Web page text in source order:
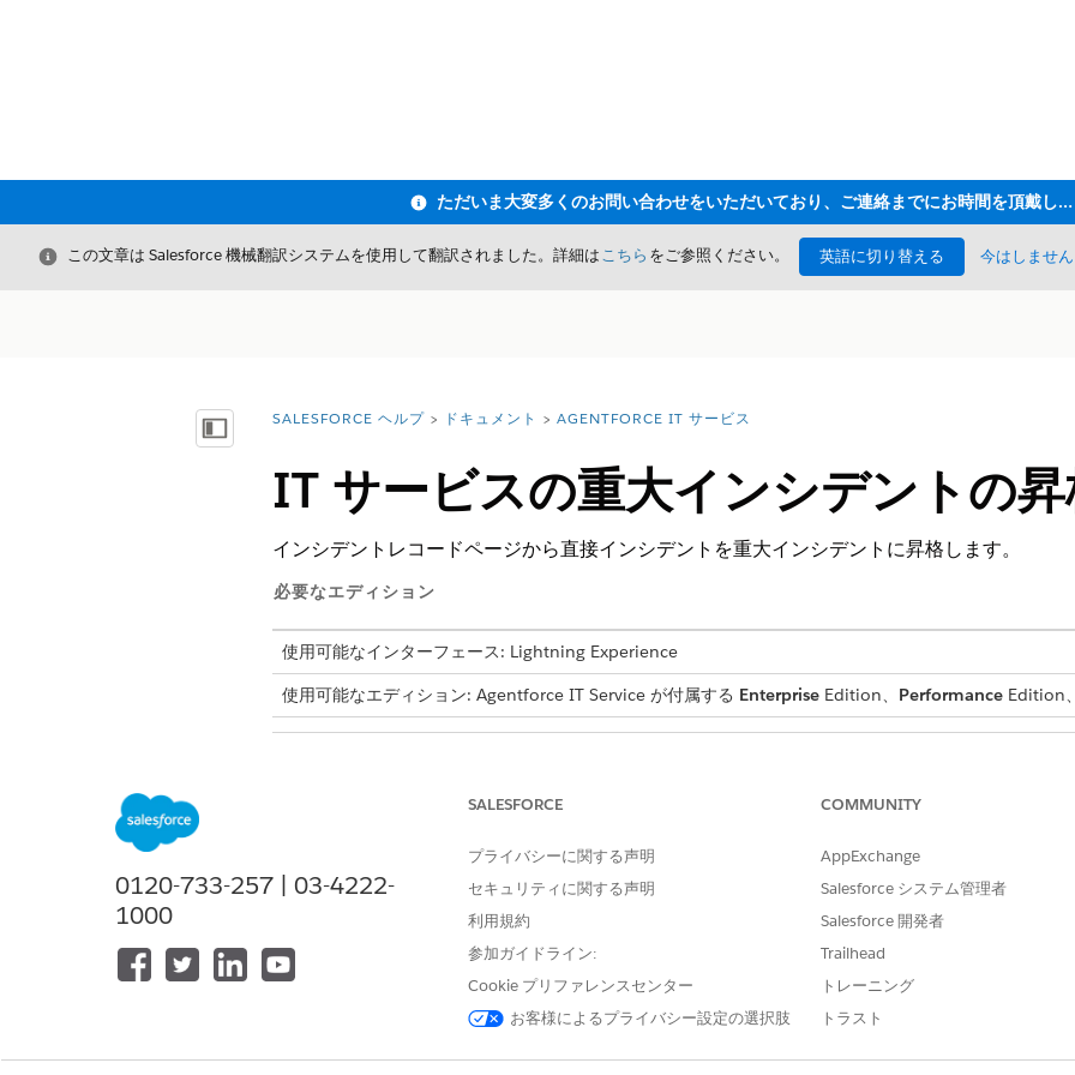
ただいま大変多くのお問い合わせをいただいており、ご連絡までにお時間を頂戴しております
閉じる
この文章は Salesforce 機械翻訳システムを使用して翻訳されました。詳細はこちら をご参照ください。 英語に切り替える 今はしません
目次を表示詳細情報:
SALESFORCE ヘルプ ドキュメント AGENTFORCE IT サービス
IT サービスの重大インシデントの
インシデントレコードページから直接インシデントを重大インシデントに昇格します。
必要なエディション
使用可能なインターフェース: Lightning Experience
使用可能なエディション: Agentforce IT Service が付属する EnterpriseEdition、 PerformanceEdition
重大インシデントを昇格させる 重大インシデントマネージャー
設定後、指定された重大インシデントマネージャーは、ビジネスに重大な影響を与えるイン
す。
インシデントレコードを開きます。
インシデントレコードページで、[ Promote to Major Incident ] をクリックします。
重大インシデントとして宣言され、レコードの上部にバナーが表示されます。
0120-733-257 | 03-4222-
1000
SALESFORCE
プライバシーに関する声明
セキュリティに関する声明
利用規約
参加ガイドライン:
Cookie プリファレンスセンター
お客様によるプライバシー設定の選択肢
COMMUNITY
AppExchange
Salesforce システム管理者
Salesforce 開発者
Trailhead
トレーニング
トラスト